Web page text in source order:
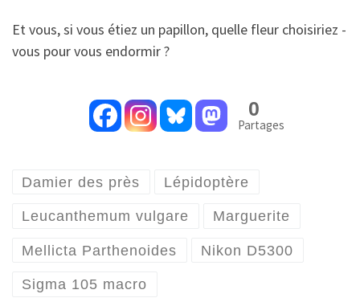
Et vous, si vous étiez un papillon, quelle fleur choisiriez -
vous pour vous endormir ?
0
Partages
Damier des près Lépidoptère
Leucanthemum vulgare Marguerite
Mellicta Parthenoides Nikon D5300
Sigma 105 macro